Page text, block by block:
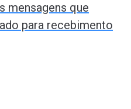
mensagens que
para recebimento